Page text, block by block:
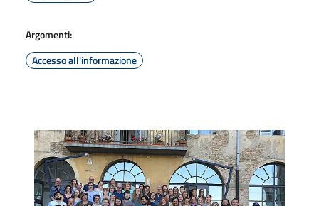
Argomenti:
Accesso all'informazione